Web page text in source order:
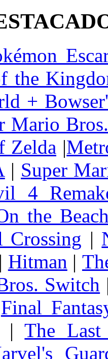
the
+
Mario
Zelda |
| Super
4
the
Crossing |
| Hitman |
Switch
Final
|The